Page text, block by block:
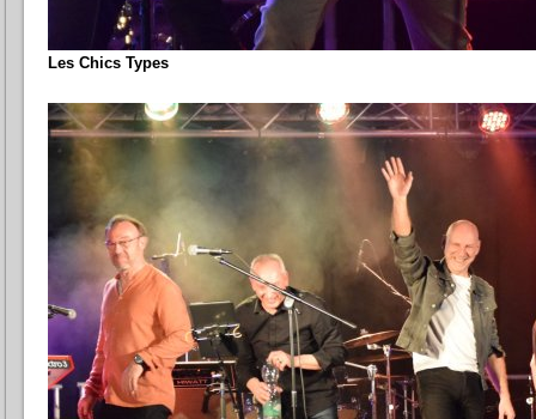
Les Chics Types